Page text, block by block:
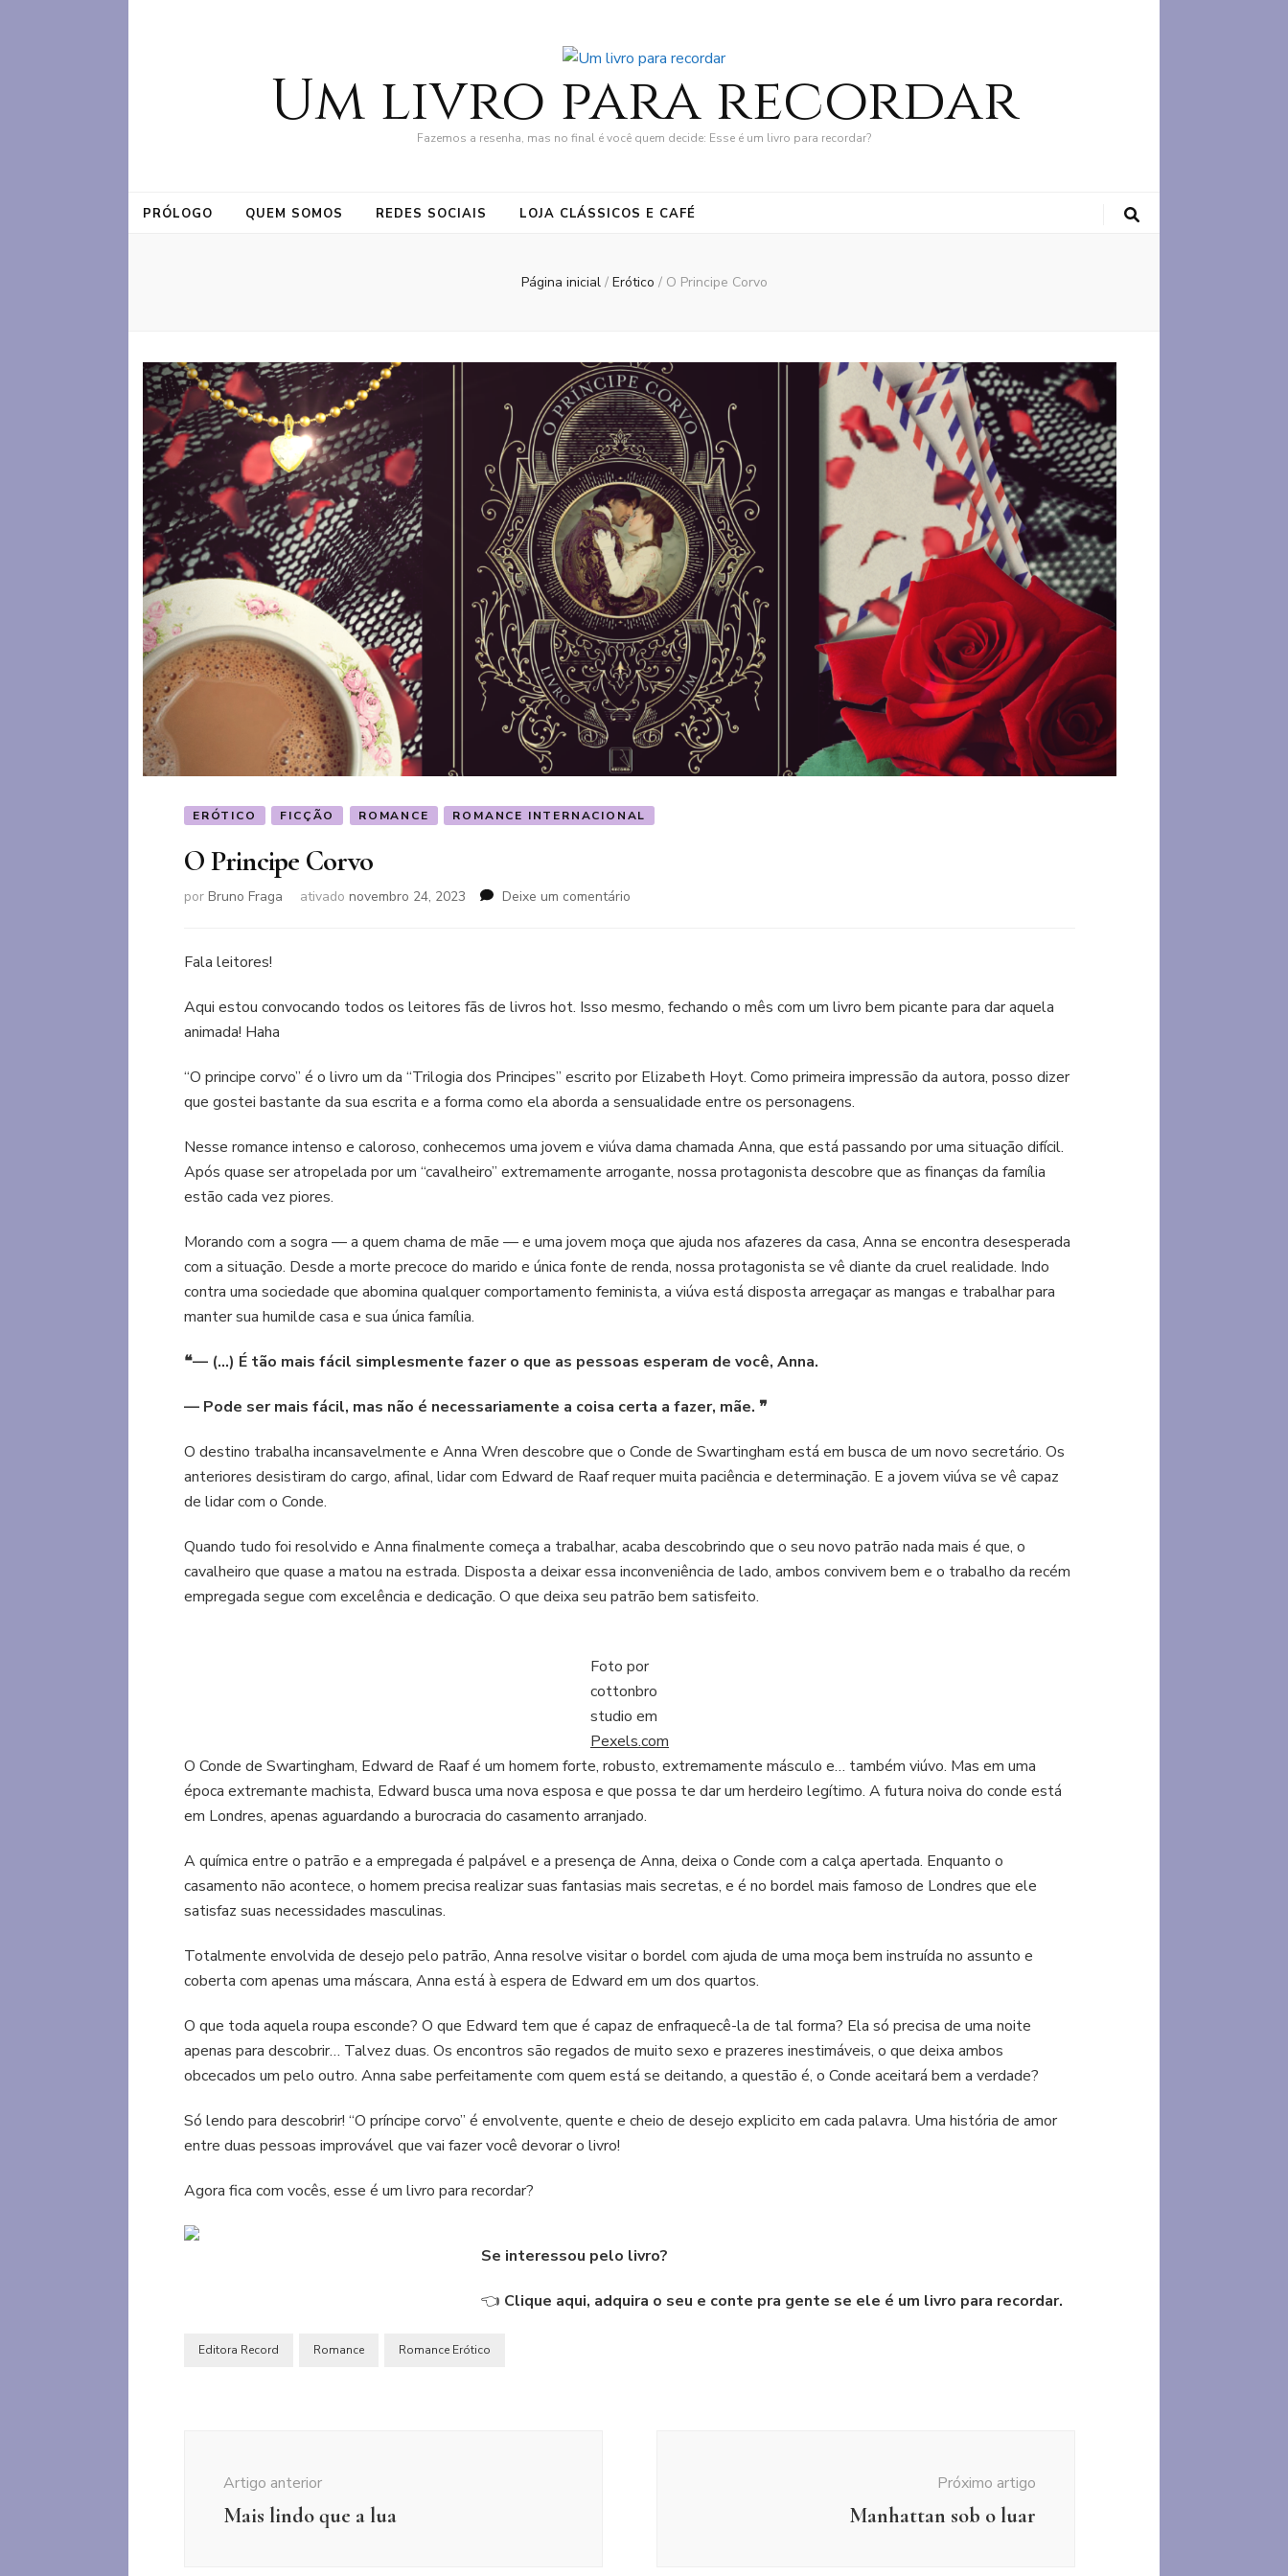
Um livro para recordar
Fazemos a resenha, mas no final é você quem decide: Esse é um livro para recordar?
PRÓLOGO QUEM SOMOS REDES SOCIAIS LOJA CLÁSSICOS E CAFÉ
Página inicial / Erótico / O Principe Corvo
ERÓTICO FICÇÃO ROMANCE ROMANCE INTERNACIONAL
O Principe Corvo
por Bruno Fraga ativado novembro 24, 2023 Deixe um comentário
Fala leitores!
Aqui estou convocando todos os leitores fãs de livros hot. Isso mesmo, fechando o mês com um livro bem picante para dar aquela
animada! Haha
“O principe corvo” é o livro um da “Trilogia dos Principes” escrito por Elizabeth Hoyt. Como primeira impressão da autora, posso dizer
que gostei bastante da sua escrita e a forma como ela aborda a sensualidade entre os personagens.
Nesse romance intenso e caloroso, conhecemos uma jovem e viúva dama chamada Anna, que está passando por uma situação difícil.
Após quase ser atropelada por um “cavalheiro” extremamente arrogante, nossa protagonista descobre que as finanças da família
estão cada vez piores.
Morando com a sogra — a quem chama de mãe — e uma jovem moça que ajuda nos afazeres da casa, Anna se encontra desesperada
com a situação. Desde a morte precoce do marido e única fonte de renda, nossa protagonista se vê diante da cruel realidade. Indo
contra uma sociedade que abomina qualquer comportamento feminista, a viúva está disposta arregaçar as mangas e trabalhar para
manter sua humilde casa e sua única família.
❝— (…) É tão mais fácil simplesmente fazer o que as pessoas esperam de você, Anna.
— Pode ser mais fácil, mas não é necessariamente a coisa certa a fazer, mãe. ❞
O destino trabalha incansavelmente e Anna Wren descobre que o Conde de Swartingham está em busca de um novo secretário. Os
anteriores desistiram do cargo, afinal, lidar com Edward de Raaf requer muita paciência e determinação. E a jovem viúva se vê capaz
de lidar com o Conde.
Quando tudo foi resolvido e Anna finalmente começa a trabalhar, acaba descobrindo que o seu novo patrão nada mais é que, o
cavalheiro que quase a matou na estrada. Disposta a deixar essa inconveniência de lado, ambos convivem bem e o trabalho da recém
empregada segue com excelência e dedicação. O que deixa seu patrão bem satisfeito.
Foto por
cottonbro
studio em
Pexels.com
O Conde de Swartingham, Edward de Raaf é um homem forte, robusto, extremamente másculo e… também viúvo. Mas em uma
época extremante machista, Edward busca uma nova esposa e que possa te dar um herdeiro legítimo. A futura noiva do conde está
em Londres, apenas aguardando a burocracia do casamento arranjado.
A química entre o patrão e a empregada é palpável e a presença de Anna, deixa o Conde com a calça apertada. Enquanto o
casamento não acontece, o homem precisa realizar suas fantasias mais secretas, e é no bordel mais famoso de Londres que ele
satisfaz suas necessidades masculinas.
Totalmente envolvida de desejo pelo patrão, Anna resolve visitar o bordel com ajuda de uma moça bem instruída no assunto e
coberta com apenas uma máscara, Anna está à espera de Edward em um dos quartos.
O que toda aquela roupa esconde? O que Edward tem que é capaz de enfraquecê-la de tal forma? Ela só precisa de uma noite
apenas para descobrir… Talvez duas. Os encontros são regados de muito sexo e prazeres inestimáveis, o que deixa ambos
obcecados um pelo outro. Anna sabe perfeitamente com quem está se deitando, a questão é, o Conde aceitará bem a verdade?
Só lendo para descobrir! “O príncipe corvo” é envolvente, quente e cheio de desejo explicito em cada palavra. Uma história de amor
entre duas pessoas improvável que vai fazer você devorar o livro!
Agora fica com vocês, esse é um livro para recordar?
Se interessou pelo livro?
👈 Clique aqui, adquira o seu e conte pra gente se ele é um livro para recordar.
Editora Record Romance Romance Erótico
Artigo anterior
Mais lindo que a lua
Próximo artigo
Manhattan sob o luar